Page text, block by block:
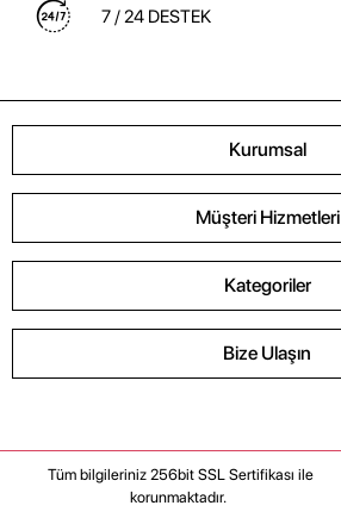
7 / 24 DESTEK
Kurumsal
Müşteri Hizmetleri
Kategoriler
Bize Ulaşın
Tüm bilgileriniz 256bit SSL Sertifikası ile
korunmaktadır.